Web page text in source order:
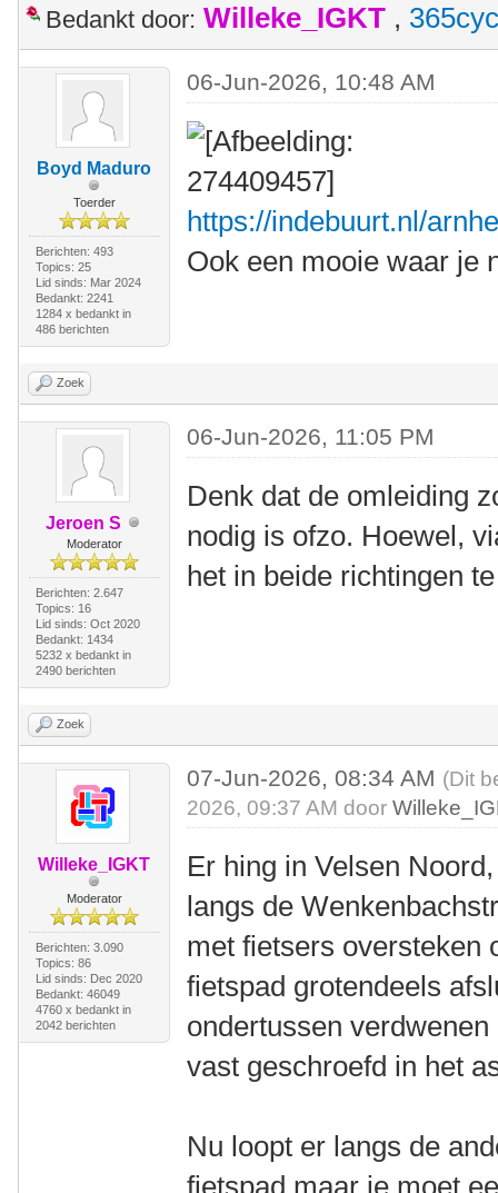
Bedankt door: Willeke_IGKT ,
Boyd Maduro
Toerder
Berichten: 493
Topics: 25
Lid sinds: Mar 2024
Bedankt: 2241
1284 x bedankt in
486 berichten
06-Jun-2026, 10:48 AM
https://indebuurt.nl/
Ook een mooie waar je
Zoek
Jeroen S
Moderator
Berichten: 2.647
Topics: 16
Lid sinds: Oct 2020
Bedankt: 1434
5232 x bedankt in
2490 berichten
06-Jun-2026, 11:05 PM
Denk dat de omleiding
nodig is ofzo. Hoewel,
het in beide richtingen
Zoek
Willeke_IGKT
Moderator
Berichten: 3.090
Topics: 86
Lid sinds: Dec 2020
Bedankt: 46049
4760 x bedankt in
2042 berichten
07-Jun-2026, 08:34 AM (Dit
2026, 09:37 AM door
Er hing in Velsen
langs de
met fietsers oversteken
fietspad grotendeels
ondertussen
vast geschroefd in het
Nu loopt er langs de
fietspad maar je moet